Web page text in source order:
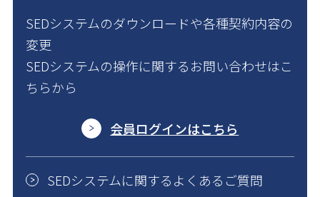
SEDシステムのダウンロードや各種契約内容の
変更
SEDシステムの操作に関するお問い合わせはこ
ちらから
会員ログインはこちら
SEDシステムに関するよくあるご質問